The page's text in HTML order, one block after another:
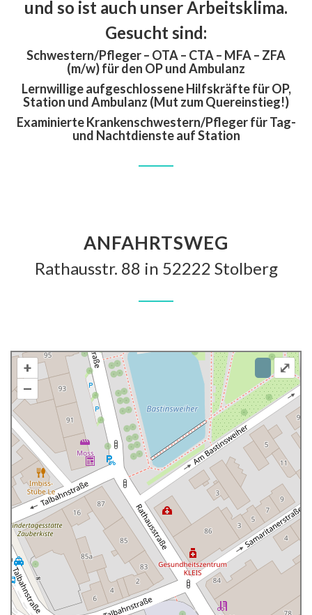
und so ist auch unser Arbeitsklima.
Gesucht sind:
Schwestern/Pfleger – OTA – CTA – MFA – ZFA
(m/w) für den OP und Ambulanz
Lernwillige aufgeschlossene Hilfskräfte für OP,
Station und Ambulanz (Mut zum Quereinstieg!)
Examinierte Krankenschwestern/Pfleger für Tag-
und Nachtdienste auf Station
ANFAHRTSWEG
Rathausstr. 88 in 52222 Stolberg
+
–
⤢